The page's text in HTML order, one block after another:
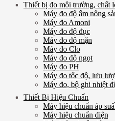
Thiết bị đo môi trường, chất
Máy đo độ ẩm nông
Máy đo Amoni
Máy đo độ đục
Máy đo độ mặn
Máy đo Clo
Máy đo độ ngọt
Máy đo PH
Máy đo tốc độ, lưu
Máy đo, bộ ghi nhiệt
Thiết Bị Hiệu Chuẩn
Máy hiệu chuẩn áp
Máy hiệu chuẩn điện